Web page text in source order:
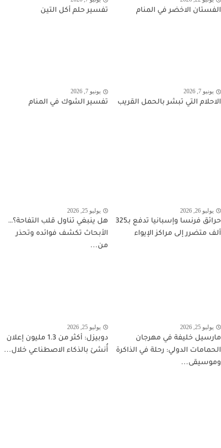
الفستان الاخضر في المنام تفسير حلم أكل التين
يونيو 7, 2026
الاحلام التي تبشر بالحمل القريب
يونيو 7, 2026
تفسير الشوك في المنام
يوليو 26, 2026
حرائق فرنسا وإسبانيا تدفع بـ325
ألف متضرر إلى مراكز الإيواء
يوليو 25, 2026
هل ينبغي تناول قلب التفاحة؟…
الأبحاث تكشف فوائده وتحذر
من...
يوليو 25, 2026
مارسيل خليفة في مهرجان
الحمامات الدولي: رحلة في الذاكرة
وموسيقى...
يوليو 25, 2026
دوبيزل: أكثر من 1.3 مليون إعلان
أُنشئ بالذكاء الاصطناعي خلال...